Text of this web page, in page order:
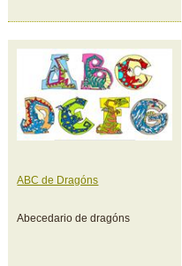
ABC de Dragóns
Abecedario de dragóns